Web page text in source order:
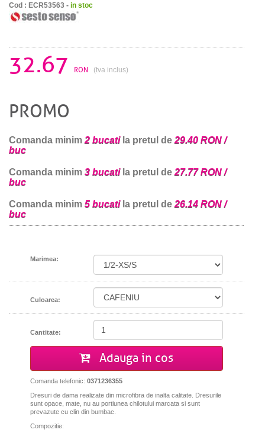
Cod : ECR53563 - in stoc
32.67 RON (tva inclus)
PROMO
Comanda minim 2 bucatila pretul de 29.40 RON /
buc
Comanda minim 3 bucatila pretul de 27.77 RON /
buc
Comanda minim 5 bucatila pretul de 26.14 RON /
buc
Marimea:
Culoarea:
Cantitate:
Adauga in cos
Comanda telefonic: 0371236355
Dresuri de dama realizate din microfibra de inalta calitate. Dresurile
sunt opace, mate, nu au portiunea chilotului marcata si sunt
prevazute cu clin din bumbac.
Compozitie: